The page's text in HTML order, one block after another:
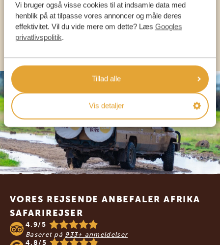
Vi bruger også visse cookies til at indsamle data med
henblik på at tilpasse vores annoncer og måle deres
effektivitet. Vil du vide mere om dette? Læs Googles
privatlivspolitik.
Tillad alle
Vis detaljer
DA:+45 89 88 83 62
Footer
VORES REJSENDE ANBEFALER AFRIKA
SAFARIREJSER
4.9/5
Baseret på 933+ anmeldelser
4.8/5